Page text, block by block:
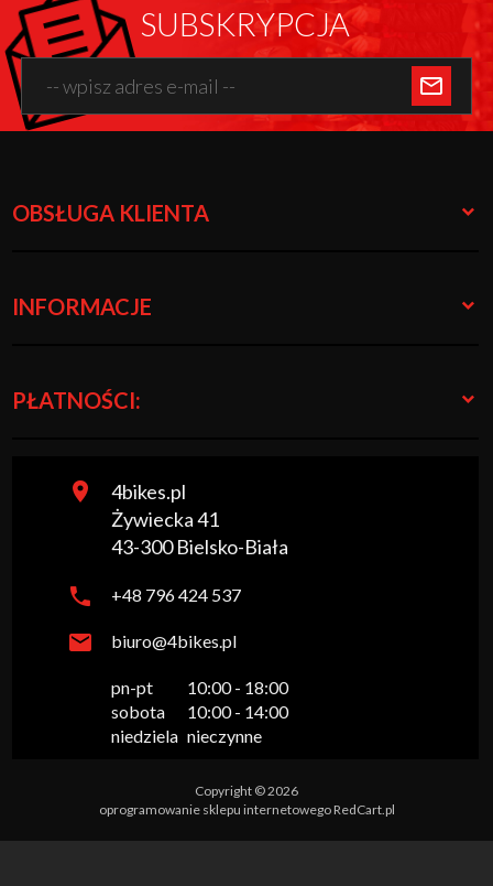
SUBSKRYPCJA
OBSŁUGA KLIENTA
INFORMACJE
PŁATNOŚCI:
4bikes.pl
Żywiecka 41
43-300 Bielsko-Biała
+48 796 424 537
biuro@4bikes.pl
pn-pt
sobota
niedziela
10:00 - 18:00
10:00 - 14:00
nieczynne
Copyright © 2026
oprogramowanie sklepu internetowegoRedCart.pl